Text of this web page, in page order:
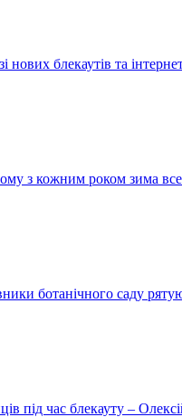
нових блекаутів та
з кожним роком зима
ботанічного саду
під час блекауту –